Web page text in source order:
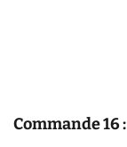
Commande 16 :